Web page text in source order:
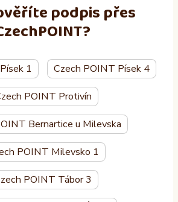
podpis přes
1 Czech POINT Písek 4
POINT Protivín
Bernartice u Milevska
POINT Milevsko 1
POINT Tábor 3